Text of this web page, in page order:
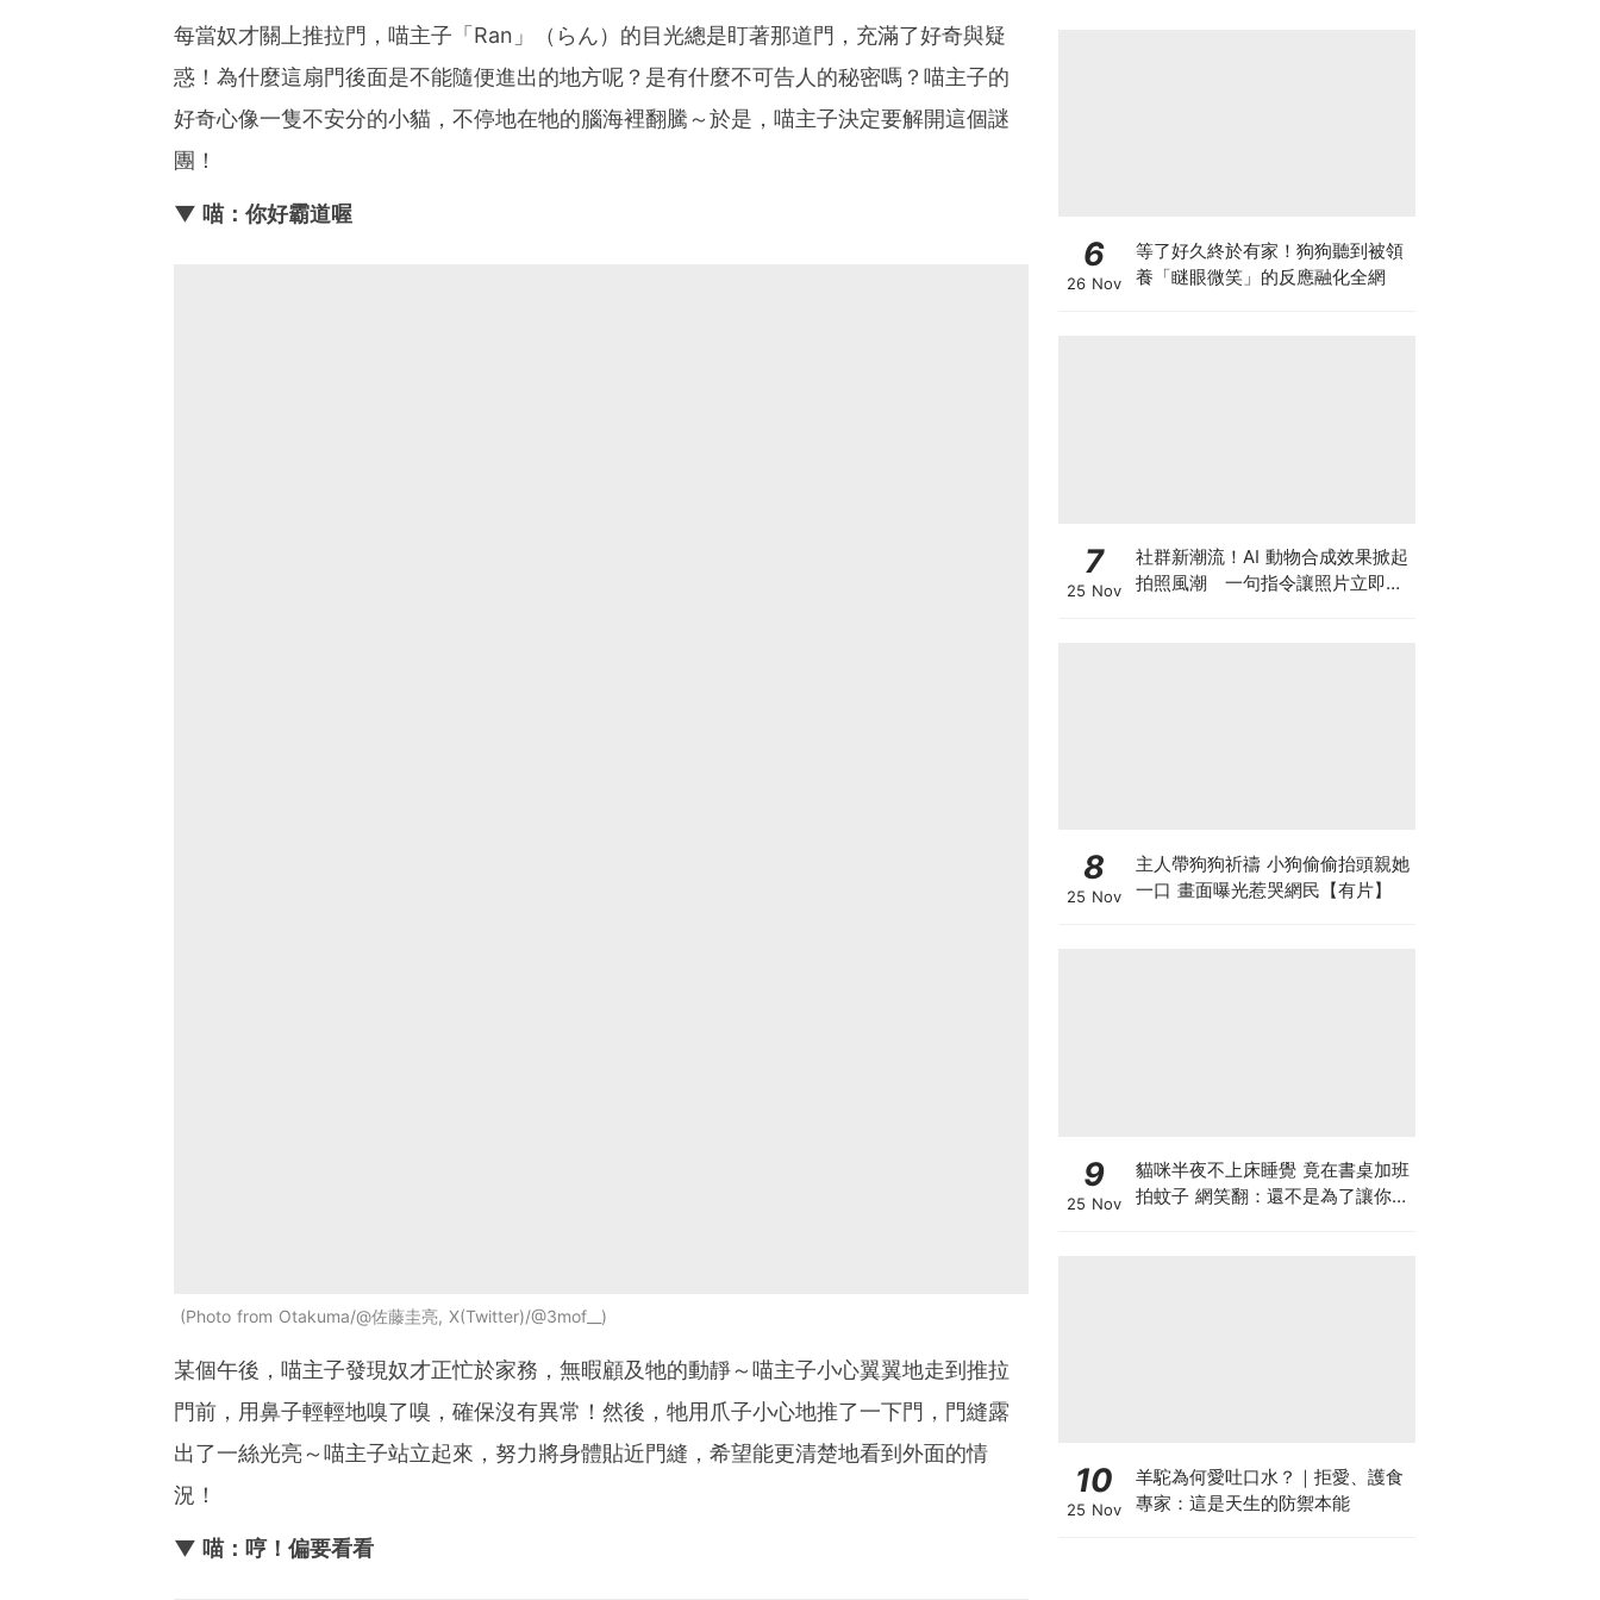
每當奴才關上推拉門，喵主子「Ran」（らん）的目光總是盯著那道門，充滿了好奇與疑
惑！為什麼這扇門後面是不能隨便進出的地方呢？是有什麼不可告人的秘密嗎？喵主子的
好奇心像一隻不安分的小貓，不停地在牠的腦海裡翻騰～於是，喵主子決定要解開這個謎
團！
▼ 喵：你好霸道喔
Photo from Otakuma/@佐藤圭亮, X(Twitter)/@3mof__
某個午後，喵主子發現奴才正忙於家務，無暇顧及牠的動靜～喵主子小心翼翼地走到推拉
門前，用鼻子輕輕地嗅了嗅，確保沒有異常！然後，牠用爪子小心地推了一下門，門縫露
出了一絲光亮～喵主子站立起來，努力將身體貼近門縫，希望能更清楚地看到外面的情
況！
▼ 喵：哼！偏要看看
6
26 Nov
等了好久終於有家！狗狗聽到被領
養「瞇眼微笑」的反應融化全網
7
25 Nov
社群新潮流！AI 動物合成效果掀起
拍照風潮 一句指令讓照片立即升
8
25 Nov
主人帶狗狗祈禱 小狗偷偷抬頭親她
一口 畫面曝光惹哭網民【有片】
9
25 Nov
貓咪半夜不上床睡覺 竟在書桌加班
拍蚊子 網笑翻：還不是為了讓你睡
10
25 Nov
羊駝為何愛吐口水？｜拒愛、護食
專家：這是天生的防禦本能